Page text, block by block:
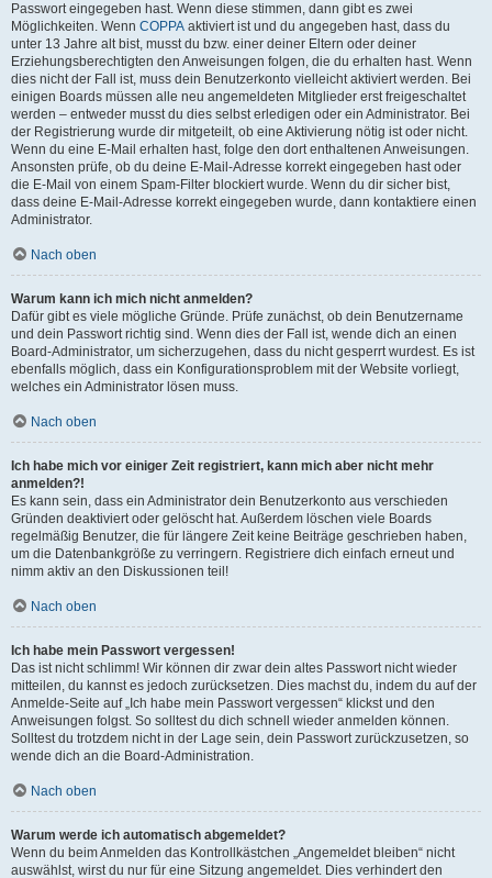
Passwort eingegeben hast. Wenn diese stimmen, dann gibt es zwei
Möglichkeiten. Wenn COPPA aktiviert ist und du angegeben hast, dass du
unter 13 Jahre alt bist, musst du bzw. einer deiner Eltern oder deiner
Erziehungsberechtigten den Anweisungen folgen, die du erhalten hast. Wenn
dies nicht der Fall ist, muss dein Benutzerkonto vielleicht aktiviert werden. Bei
einigen Boards müssen alle neu angemeldeten Mitglieder erst freigeschaltet
werden – entweder musst du dies selbst erledigen oder ein Administrator. Bei
der Registrierung wurde dir mitgeteilt, ob eine Aktivierung nötig ist oder nicht.
Wenn du eine E-Mail erhalten hast, folge den dort enthaltenen Anweisungen.
Ansonsten prüfe, ob du deine E-Mail-Adresse korrekt eingegeben hast oder
die E-Mail von einem Spam-Filter blockiert wurde. Wenn du dir sicher bist,
dass deine E-Mail-Adresse korrekt eingegeben wurde, dann kontaktiere einen
Administrator.
Nach oben
Warum kann ich mich nicht anmelden?
Dafür gibt es viele mögliche Gründe. Prüfe zunächst, ob dein Benutzername
und dein Passwort richtig sind. Wenn dies der Fall ist, wende dich an einen
Board-Administrator, um sicherzugehen, dass du nicht gesperrt wurdest. Es ist
ebenfalls möglich, dass ein Konfigurationsproblem mit der Website vorliegt,
welches ein Administrator lösen muss.
Nach oben
Ich habe mich vor einiger Zeit registriert, kann mich aber nicht mehr
anmelden?!
Es kann sein, dass ein Administrator dein Benutzerkonto aus verschieden
Gründen deaktiviert oder gelöscht hat. Außerdem löschen viele Boards
regelmäßig Benutzer, die für längere Zeit keine Beiträge geschrieben haben,
um die Datenbankgröße zu verringern. Registriere dich einfach erneut und
nimm aktiv an den Diskussionen teil!
Nach oben
Ich habe mein Passwort vergessen!
Das ist nicht schlimm! Wir können dir zwar dein altes Passwort nicht wieder
mitteilen, du kannst es jedoch zurücksetzen. Dies machst du, indem du auf der
Anmelde-Seite auf „Ich habe mein Passwort vergessen“ klickst und den
Anweisungen folgst. So solltest du dich schnell wieder anmelden können.
Solltest du trotzdem nicht in der Lage sein, dein Passwort zurückzusetzen, so
wende dich an die Board-Administration.
Nach oben
Warum werde ich automatisch abgemeldet?
Wenn du beim Anmelden das Kontrollkästchen „Angemeldet bleiben“ nicht
auswählst, wirst du nur für eine Sitzung angemeldet. Dies verhindert den